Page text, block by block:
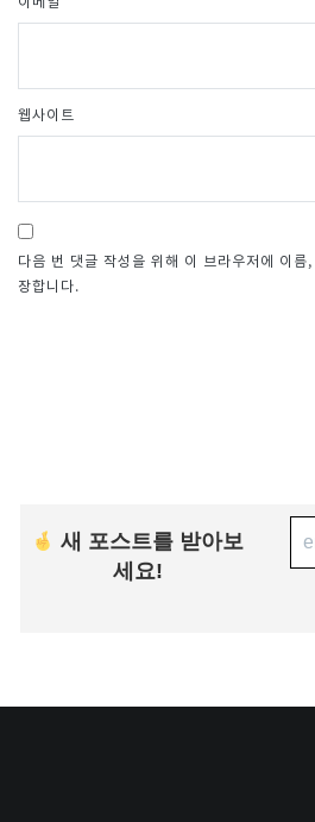
웹사이트
다음 번 댓글 작성을 위해 이 브라우저에 이
장합니다.
새 포스트를 받아보
세요!